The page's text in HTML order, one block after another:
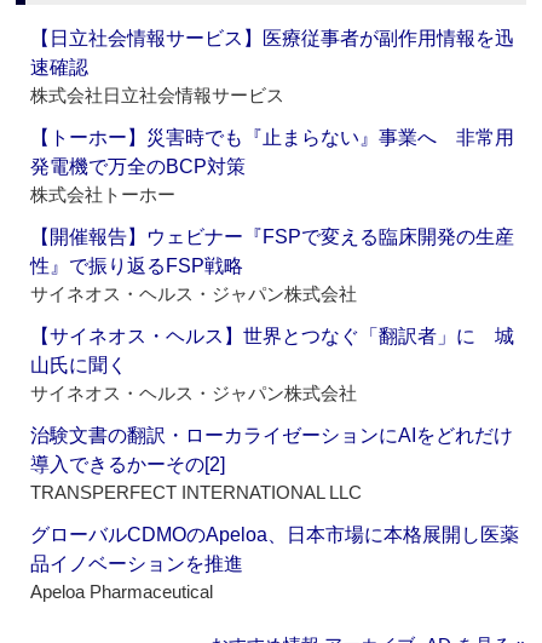
【日立社会情報サービス】医療従事者が副作用情報を迅
速確認
株式会社日立社会情報サービス
【トーホー】災害時でも『止まらない』事業へ 非常用
発電機で万全のBCP対策
株式会社トーホー
【開催報告】ウェビナー『FSPで変える臨床開発の生産
性』で振り返るFSP戦略
サイネオス・ヘルス・ジャパン株式会社
【サイネオス・ヘルス】世界とつなぐ「翻訳者」に 城
山氏に聞く
サイネオス・ヘルス・ジャパン株式会社
治験文書の翻訳・ローカライゼーションにAIをどれだけ
導入できるかーその[2]
TRANSPERFECT INTERNATIONAL LLC
グローバルCDMOのApeloa、日本市場に本格展開し医薬
品イノベーションを推進
Apeloa Pharmaceutical